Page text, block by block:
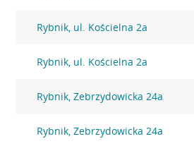
Rybnik, ul. Kościelna 2a
Rybnik, ul. Kościelna 2a
Rybnik, Zebrzydowicka 24a
Rybnik, Zebrzydowicka 24a